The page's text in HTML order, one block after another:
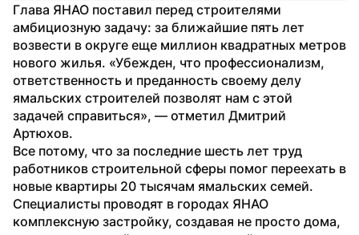
Глава ЯНАО поставил перед строителями
амбициозную задачу: за ближайшие пять лет
возвести в округе еще миллион квадратных метров
нового жилья. «Убежден, что профессионализм,
ответственность и преданность своему делу
ямальских строителей позволят нам с этой
задачей справиться», — отметил Дмитрий
Артюхов.
Все потому, что за последние шесть лет труд
работников строительной сферы помог переехать в
новые квартиры 20 тысячам ямальских семей.
Специалисты проводят в городах ЯНАО
комплексную застройку, создавая не просто дома,